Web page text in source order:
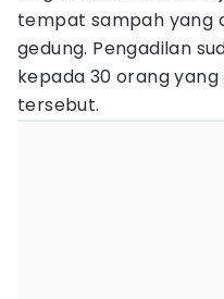
tempat sampah yang
gedung. Pengadilan
kepada 30 orang
tersebut.